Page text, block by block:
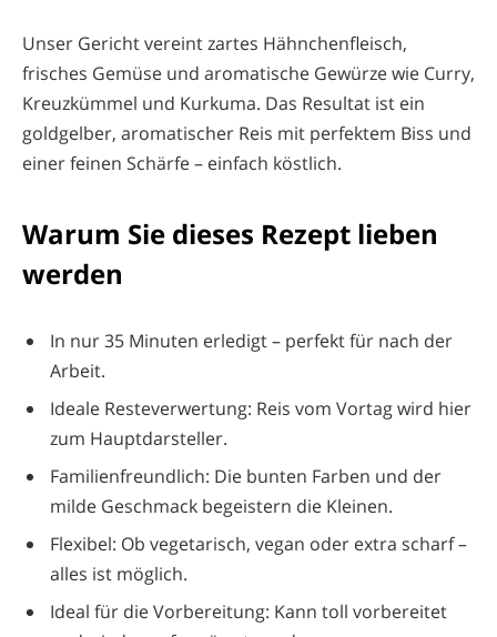
Unser Gericht vereint zartes Hähnchenfleisch,
frisches Gemüse und aromatische Gewürze wie Curry,
Kreuzkümmel und Kurkuma. Das Resultat ist ein
goldgelber, aromatischer Reis mit perfektem Biss und
einer feinen Schärfe – einfach köstlich.
Warum Sie dieses Rezept lieben
werden
In nur 35 Minuten erledigt – perfekt für nach der
Arbeit.
Ideale Resteverwertung: Reis vom Vortag wird hier
zum Hauptdarsteller.
Familienfreundlich: Die bunten Farben und der
milde Geschmack begeistern die Kleinen.
Flexibel: Ob vegetarisch, vegan oder extra scharf –
alles ist möglich.
Ideal für die Vorbereitung: Kann toll vorbereitet